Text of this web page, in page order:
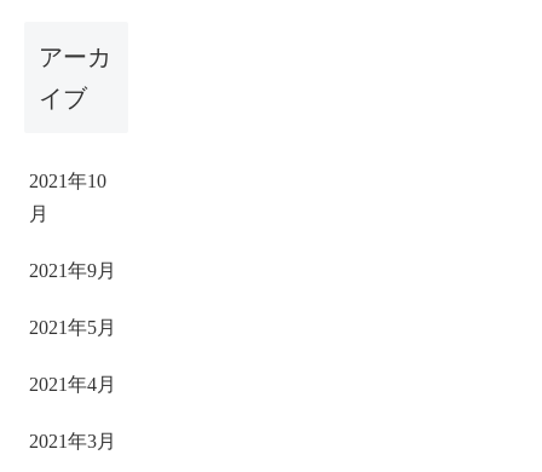
アーカ
イブ
2021年10
月
2021年9月
2021年5月
2021年4月
2021年3月